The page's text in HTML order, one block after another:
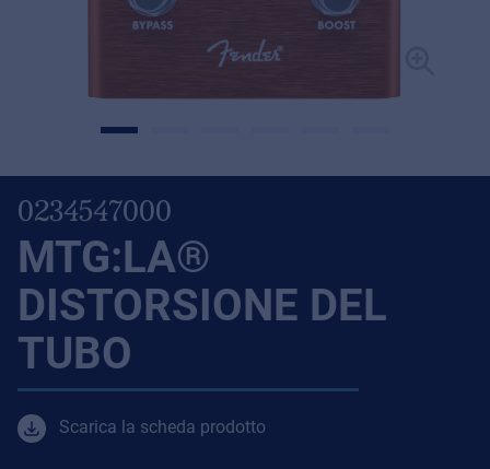
0234547000
MTG:LA®
DISTORSIONE DEL
TUBO
Scarica la scheda prodotto